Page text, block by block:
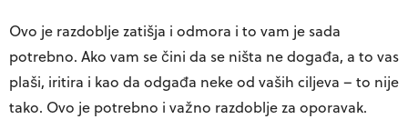
Ovo je razdoblje zatišja i odmora i to vam je sada
potrebno. Ako vam se čini da se ništa ne događa, a to vas
plaši, iritira i kao da odgađa neke od vaših ciljeva – to nije
tako. Ovo je potrebno i važno razdoblje za oporavak.